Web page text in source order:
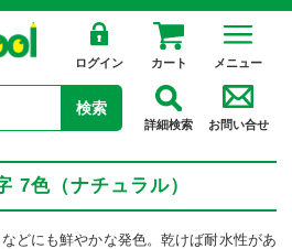
ログイン カート メニュー
検索
詳細検索 お問い合せ
7色（ナチュラル）
どにも鮮やかな発色。乾けば耐水性があ